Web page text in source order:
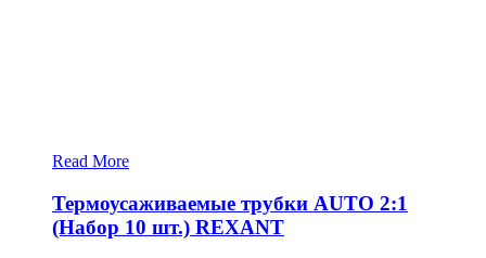
Read More
Термоусаживаемые трубки AUTO 2:1
(Набор 10 шт.) REXANT